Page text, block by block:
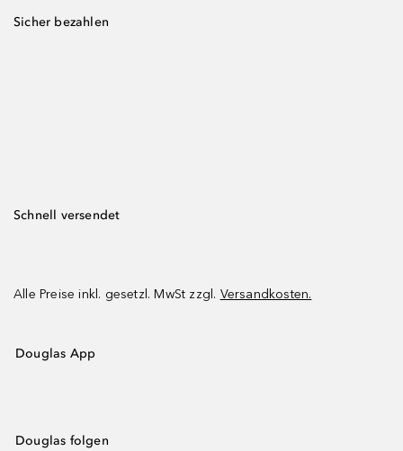
Sicher bezahlen
Schnell versendet
Alle Preise inkl. gesetzl. MwSt zzgl. Versandkosten.
Douglas App
Douglas folgen